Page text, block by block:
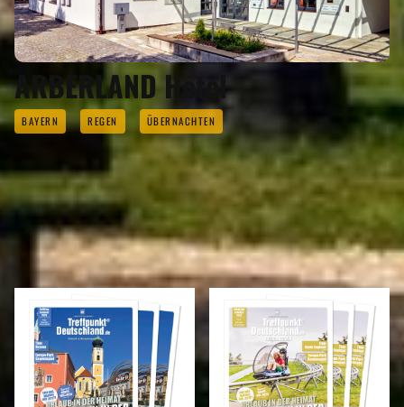
ARBERLAND Hotel
BAYERN REGEN ÜBERNACHTEN
REISEMAGAZINE
IN DIESEN REISEMAGAZINEN FINDEN SIE DEN LANDKREIS REGEN